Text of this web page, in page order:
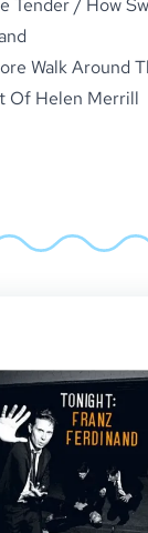
Tender / How
Walk Around
Of Helen Merrill